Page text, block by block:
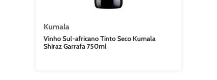
Kumala
Vinho Sul-africano Tinto Seco Kumala
Shiraz Garrafa 750ml